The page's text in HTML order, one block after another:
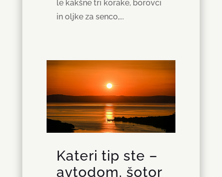
le kakšne tri korake, borovci
in oljke za senco,...
Kateri tip ste –
avtodom, šotor